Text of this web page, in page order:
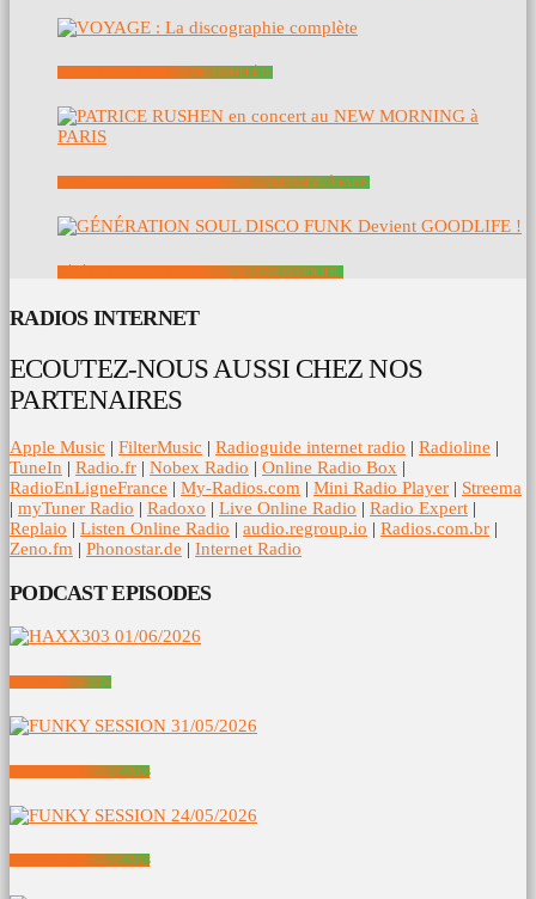
VOYAGE : LA DISCOGRAPHIE COMPLÈTE
PATRICE RUSHEN EN CONCERT AU NEW MORNING À PARIS
GÉNÉRATION SOUL DISCO FUNK DEVIENT GOODLIFE !
RADIOS INTERNET
ECOUTEZ-NOUS AUSSI CHEZ NOS
PARTENAIRES
Apple Music | FilterMusic | Radioguide internet radio | Radioline |
TuneIn | Radio.fr | Nobex Radio | Online Radio Box |
RadioEnLigneFrance | My-Radios.com | Mini Radio Player | Streema
| myTuner Radio | Radoxo | Live Online Radio | Radio Expert |
Replaio | Listen Online Radio | audio.regroup.io | Radios.com.br |
Zeno.fm | Phonostar.de | Internet Radio
PODCAST EPISODES
HAXX303 01/06/2026
FUNKY SESSION 31/05/2026
FUNKY SESSION 24/05/2026